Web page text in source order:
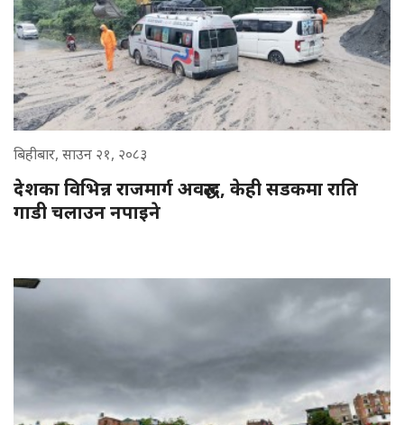
बिहीबार, साउन २१, २०८३
देशका विभिन्न राजमार्ग अवरुद्ध, केही सडकमा राति
गाडी चलाउन नपाइने